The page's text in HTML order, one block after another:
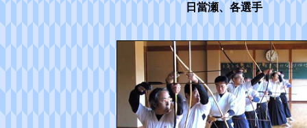
日當瀬、各選手